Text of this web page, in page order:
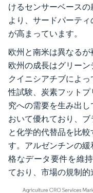
けるセンサーベース
より、サードパーテ
が高まっています。
欧州と南米は異なるが
欧州の成長はグリー
クイニシアチブによ
性試験、炭素フット
究への需要を生み出
おいて優れており、
と化学的代替品を比
す。アルゼンチンの
格なデータ要件を維
ており、市場の規制的